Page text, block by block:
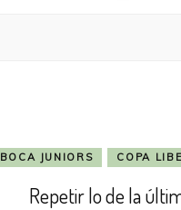
BOCA JUNIORS COPA
Repetir lo de la